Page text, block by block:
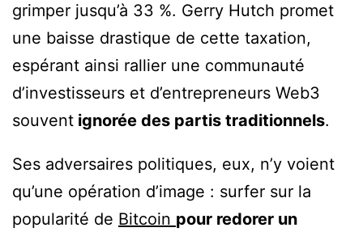
grimper jusqu’à 33 %. Gerry Hutch promet
une baisse drastique de cette taxation,
espérant ainsi rallier une communauté
d’investisseurs et d’entrepreneurs Web3
souvent ignorée des partis traditionnels.
Ses adversaires politiques, eux, n’y voient
qu’une opération d’image : surfer sur la
popularité de Bitcoin pour redorer un